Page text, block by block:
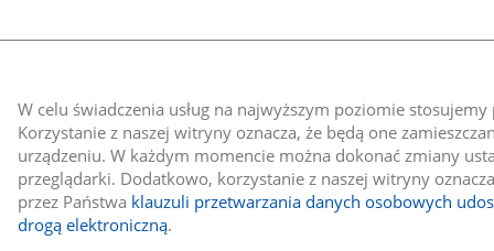
W celu świadczenia usług na najwyższym poziomie
Korzystanie z naszej witryny oznacza, że będą one
urządzeniu. W każdym momencie można dokonać zmiany
przeglądarki. Dodatkowo, korzystanie z naszej witryny
przez Państwa klauzuli przetwarzania danych osobowych
drogą elektroniczną.